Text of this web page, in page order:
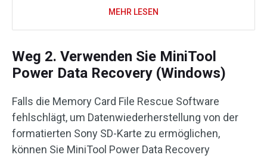
MEHR LESEN
Weg 2. Verwenden Sie MiniTool
Power Data Recovery (Windows)
Falls die Memory Card File Rescue Software
fehlschlägt, um Datenwiederherstellung von der
formatierten Sony SD-Karte zu ermöglichen,
können Sie MiniTool Power Data Recovery